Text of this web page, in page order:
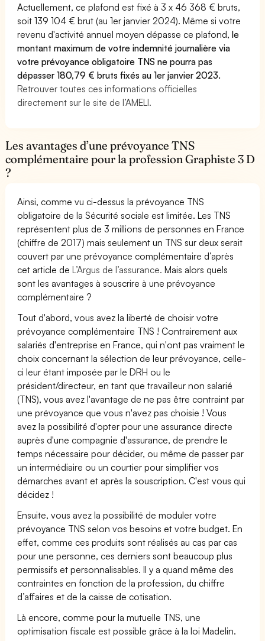
Actuellement, ce plafond est fixé à 3 x 46 368 € bruts,
soit 139 104 € brut (au 1er janvier 2024). Même si votre
revenu d'activité annuel moyen dépasse ce plafond,le
montant maximum de votre indemnité journalière via
votre prévoyance obligatoire TNS ne pourra pas
dépasser 180,79 € bruts fixés au 1er janvier 2023.
Retrouver toutes ces informations officielles
directement sur le site de l’AMELI.
Les avantages d’une prévoyance TNS
complémentaire pour la profession Graphiste 3 D
?
Ainsi, comme vu ci-dessus la prévoyance TNS
obligatoire de la Sécurité sociale est limitée. Les TNS
représentent plus de 3 millions de personnes en France
(chiffre de 2017) mais seulement un TNS sur deux serait
couvert par une prévoyance complémentaire d’après
cet article deL’Argus de l’assurance. Mais alors quels
sont les avantages à souscrire à une prévoyance
complémentaire ?
Tout d'abord, vous avez la liberté de choisir votre
prévoyance complémentaire TNS ! Contrairement aux
salariés d'entreprise en France, qui n'ont pas vraiment le
choix concernant la sélection de leur prévoyance, celle-
ci leur étant imposée par le DRH ou le
président/directeur, en tant que travailleur non salarié
(TNS), vous avez l'avantage de ne pas être contraint par
une prévoyance que vous n'avez pas choisie ! Vous
avez la possibilité d'opter pour une assurance directe
auprès d'une compagnie d'assurance, de prendre le
temps nécessaire pour décider, ou même de passer par
un intermédiaire ou un courtier pour simplifier vos
démarches avant et après la souscription. C'est vous qui
décidez !
Ensuite, vous avez la possibilité de moduler votre
prévoyance TNS selon vos besoins et votre budget. En
effet, comme ces produits sont réalisés au cas par cas
pour une personne, ces derniers sont beaucoup plus
permissifs et personnalisables. Il y a quand même des
contraintes en fonction de la profession, du chiffre
d’affaires et de la caisse de cotisation.
Là encore, comme pour la mutuelle TNS, une
optimisation fiscale est possible grâce à la loi Madelin.